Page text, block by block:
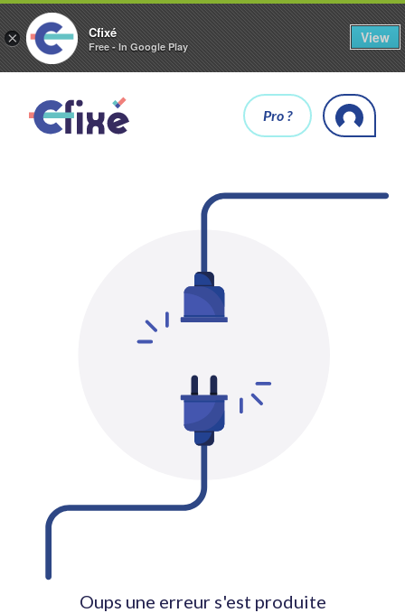
× Cfixé
Free - In Google Play
View
Pro ?
Oups une erreur s'est produite